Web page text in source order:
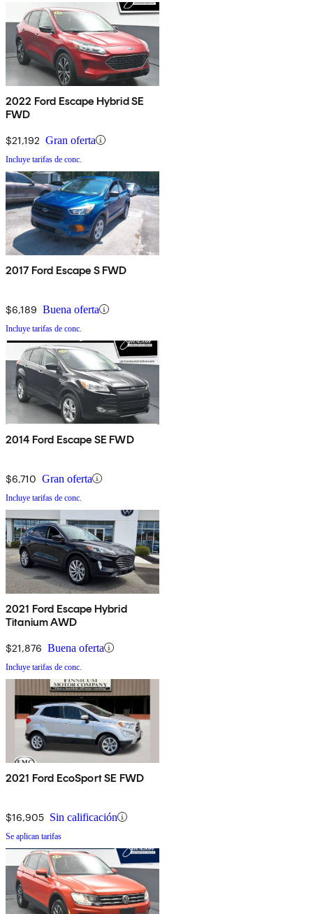
2022 Ford Escape Hybrid SE
FWD
$21,192 Gran oferta
Incluye tarifas de conc.
2017 Ford Escape S FWD
$6,189 Buena oferta
Incluye tarifas de conc.
2014 Ford Escape SE FWD
$6,710 Gran oferta
Incluye tarifas de conc.
2021 Ford Escape Hybrid
Titanium AWD
$21,876 Buena oferta
Incluye tarifas de conc.
2021 Ford EcoSport SE FWD
$16,905 Sin calificación
Se aplican tarifas